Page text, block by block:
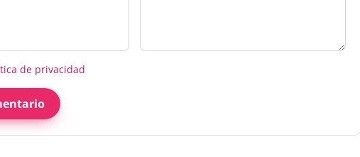
de privacidad